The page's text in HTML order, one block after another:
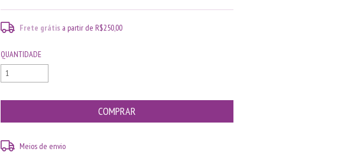
Frete grátis a partir de R$250,00
QUANTIDADE
Entregas para o CEP:
Meios de envio